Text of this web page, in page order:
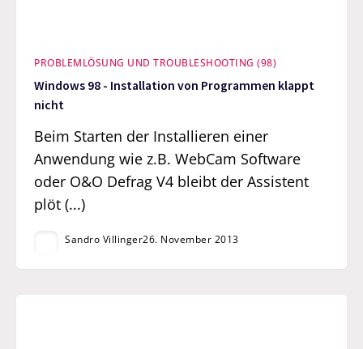
PROBLEMLÖSUNG UND TROUBLESHOOTING (98)
Windows 98 - Installation von Programmen klappt
nicht
Beim Starten der Installieren einer
Anwendung wie z.B. WebCam Software
oder O&O Defrag V4 bleibt der Assistent
plöt (...)
Sandro Villinger26. November 2013